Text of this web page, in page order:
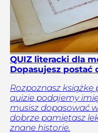
QUIZ literacki dla
Dopasujesz postać
Rozpoznasz
quizie podajemy
musisz dopasować
dobrze pamiętasz
znane historie.